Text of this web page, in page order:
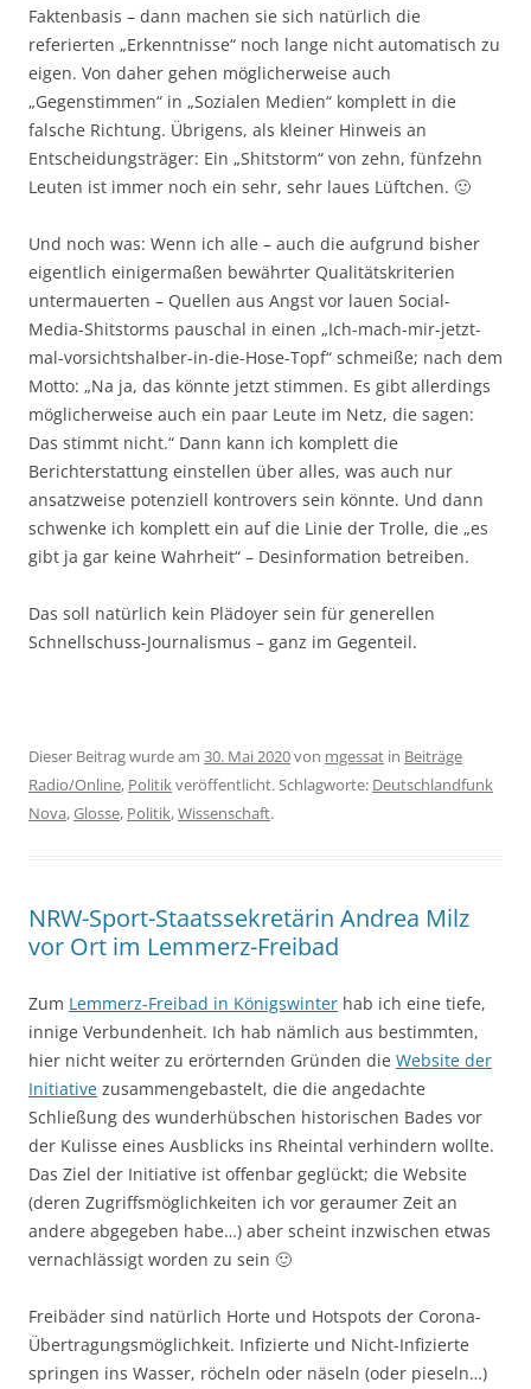
Faktenbasis – dann machen sie sich natürlich die
referierten „Erkenntnisse“ noch lange nicht automatisch zu
eigen. Von daher gehen möglicherweise auch
„Gegenstimmen“ in „Sozialen Medien“ komplett in die
falsche Richtung. Übrigens, als kleiner Hinweis an
Entscheidungsträger: Ein „Shitstorm“ von zehn, fünfzehn
Leuten ist immer noch ein sehr, sehr laues Lüftchen. 🙂
Und noch was: Wenn ich alle – auch die aufgrund bisher
eigentlich einigermaßen bewährter Qualitätskriterien
untermauerten – Quellen aus Angst vor lauen Social-
Media-Shitstorms pauschal in einen „Ich-mach-mir-jetzt-
mal-vorsichtshalber-in-die-Hose-Topf“ schmeiße; nach dem
Motto: „Na ja, das könnte jetzt stimmen. Es gibt allerdings
möglicherweise auch ein paar Leute im Netz, die sagen:
Das stimmt nicht.“ Dann kann ich komplett die
Berichterstattung einstellen über alles, was auch nur
ansatzweise potenziell kontrovers sein könnte. Und dann
schwenke ich komplett ein auf die Linie der Trolle, die „es
gibt ja gar keine Wahrheit“ – Desinformation betreiben.
Das soll natürlich kein Plädoyer sein für generellen
Schnellschuss-Journalismus – ganz im Gegenteil.
Dieser Beitrag wurde am 30. Mai 2020von mgessat in Beiträge
Radio/Online, Politikveröffentlicht. Schlagworte: Deutschlandfunk
Nova,Glosse, Politik,Wissenschaft.
NRW-Sport-Staatssekretärin Andrea Milz
vor Ort im Lemmerz-Freibad
Zum Lemmerz-Freibad in Königswinter hab ich eine tiefe,
innige Verbundenheit. Ich hab nämlich aus bestimmten,
hier nicht weiter zu erörternden Gründen die Website der
Initiative zusammengebastelt, die die angedachte
Schließung des wunderhübschen historischen Bades vor
der Kulisse eines Ausblicks ins Rheintal verhindern wollte.
Das Ziel der Initiative ist offenbar geglückt; die Website
(deren Zugriffsmöglichkeiten ich vor geraumer Zeit an
andere abgegeben habe…) aber scheint inzwischen etwas
vernachlässigt worden zu sein 🙂
Freibäder sind natürlich Horte und Hotspots der Corona-
Übertragungsmöglichkeit. Infizierte und Nicht-Infizierte
springen ins Wasser, röcheln oder näseln (oder pieseln…)